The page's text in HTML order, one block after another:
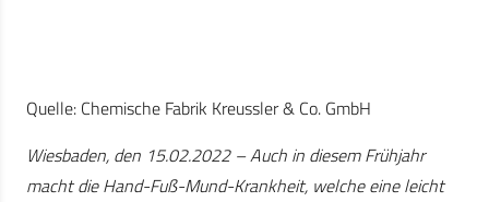
Quelle: Chemische Fabrik Kreussler & Co. GmbH
Wiesbaden, den 15.02.2022 – Auch in diesem Frühjahr
macht die Hand-Fuß-Mund-Krankheit, welche eine leicht